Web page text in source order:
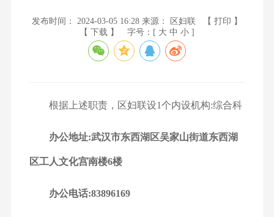
发布时间： 2024-03-05 16:28 来源： 区妇联
【 打印 】
【 下载 】
字号：[ 大 中 小 ]
根据上述职责，区妇联设1个内设机构:综合科
办公地址:武汉市东西湖区吴家山街道东西湖
区工人文化宫南楼6楼
办公电话:83896169